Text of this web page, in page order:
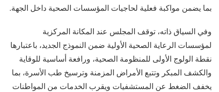
بما يضمن مواكبة فعلية لحاجيات المؤسسات الصحية داخل الجهة.
وفي السياق ذاته، توقف المجلس عند المكانة المركزية
لمؤسسات الرعاية الصحية الأولية ضمن النموذج الجديد، باعتبارها
نقطة الولوج الأولى للمنظومة الصحية، ورافعة أساسية للوقاية
والكشف المبكر وتتبع الأمراض المزمنة وترسيخ طب الأسرة، بما
يخفف الضغط عن المستشفيات ويقرب الخدمات من المواطنات